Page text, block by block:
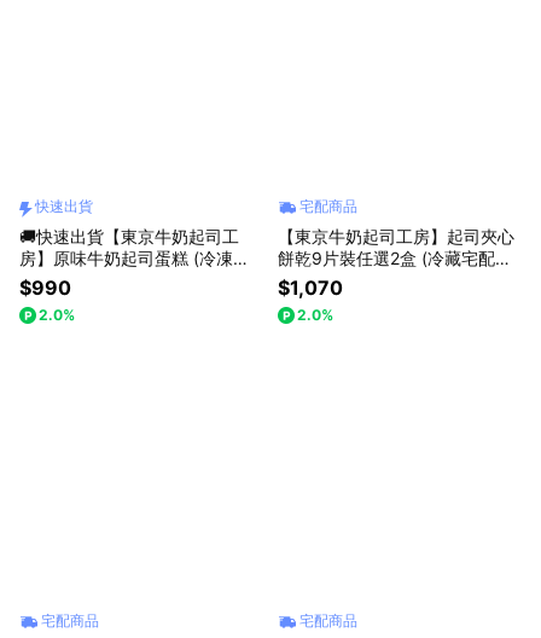
快速出貨
🚚快速出貨【東京牛奶起司工
房】原味牛奶起司蛋糕 (冷凍宅
配｜冷凍保存)
$990
2.0%
宅配商品
【東京牛奶起司工房】起司夾心
餅乾9片裝任選2盒 (冷藏宅配｜
常溫保存)
$1,070
2.0%
宅配商品 宅配商品